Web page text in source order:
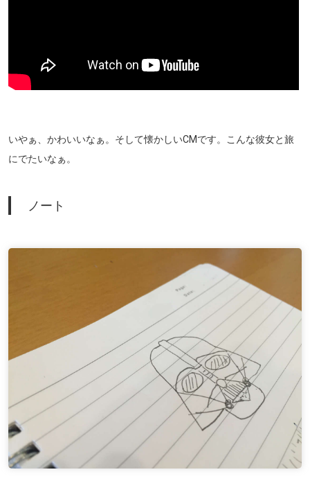
いやぁ、かわいいなぁ。そして懐かしいCMです。こんな彼女と旅
にでたいなぁ。
ノート